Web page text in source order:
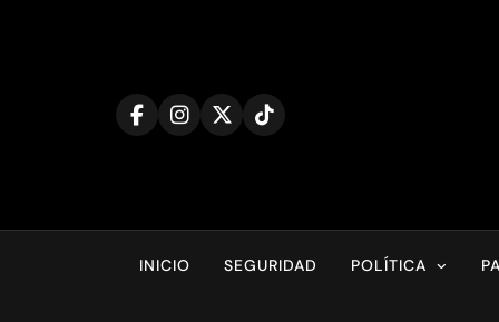
INICIO SEGURIDAD POLÍTICA